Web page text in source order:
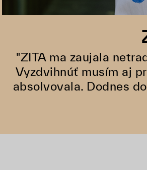
"ZITA ma zaujala
Vyzdvihnúť musím aj
absolvovala. Dodnes